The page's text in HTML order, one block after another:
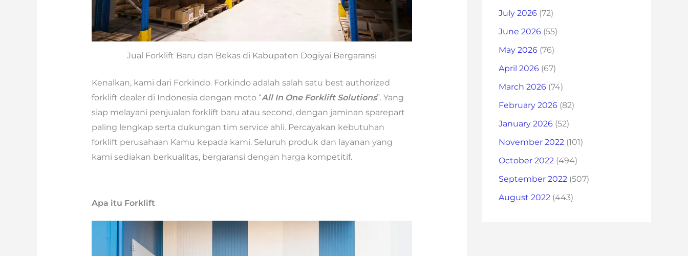
Jual Forklift Baru dan Bekas di Kabupaten Dogiyai Bergaransi
Kenalkan, kami dari Forkindo. Forkindo adalah salah satu best authorized
forklift dealer di Indonesia dengan moto “All In One Forklift Solutions”. Yang
siap melayani penjualan forklift baru atau second, dengan jaminan sparepart
paling lengkap serta dukungan tim service ahli. Percayakan kebutuhan
forklift perusahaan Kamu kepada kami. Seluruh produk dan layanan yang
kami sediakan berkualitas, bergaransi dengan harga kompetitif.
Apa itu Forklift
July 2026 (72)
June 2026 (55)
May 2026 (76)
April 2026 (67)
March 2026 (74)
February 2026 (82)
January 2026 (52)
November 2022 (101)
October 2022 (494)
September 2022 (507)
August 2022 (443)